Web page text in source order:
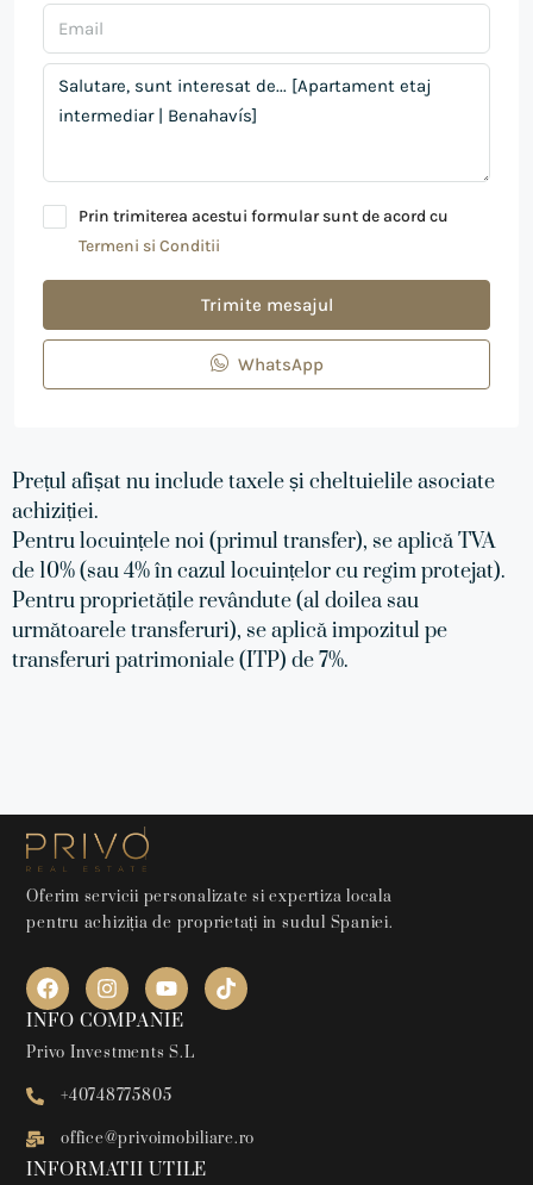
Prin trimiterea acestui formular sunt de acord cu
Termeni si Conditii
Trimite mesajul
WhatsApp
Prețul afișat nu include taxele și cheltuielile asociate
achiziției.
Pentru locuințele noi (primul transfer), se aplică TVA
de 10% (sau 4% în cazul locuințelor cu regim protejat).
Pentru proprietățile revândute (al doilea sau
următoarele transferuri), se aplică impozitul pe
transferuri patrimoniale (ITP) de 7%.
Oferim servicii personalizate si expertiza locala
pentru achiziția de proprietați in sudul Spaniei.
INFO COMPANIE
Privo Investments S.L
+40748775805
office@privoimobiliare.ro
INFORMATII UTILE